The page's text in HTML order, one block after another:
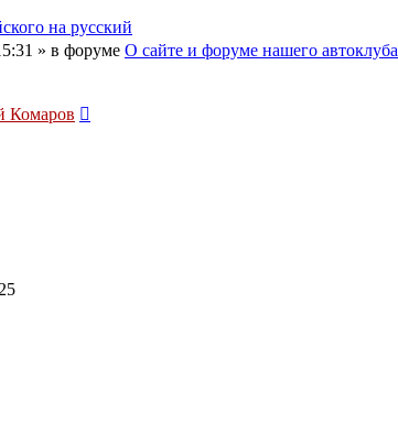
на русский
» в форуме О сайте и форуме нашего автоклуба
Комаров